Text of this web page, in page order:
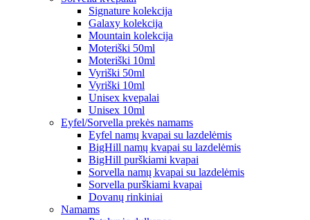
Signature kolekcija
Galaxy kolekcija
Mountain kolekcija
Moteriški 50ml
Moteriški 10ml
Vyriški 50ml
Vyriški 10ml
Unisex kvepalai
Unisex 10ml
Eyfel/Sorvella prekės namams
Eyfel namų kvapai su lazdelėmis
BigHill namų kvapai su lazdelėmis
BigHill purškiami kvapai
Sorvella namų kvapai su lazdelėmis
Sorvella purškiami kvapai
Dovanų rinkiniai
Namams